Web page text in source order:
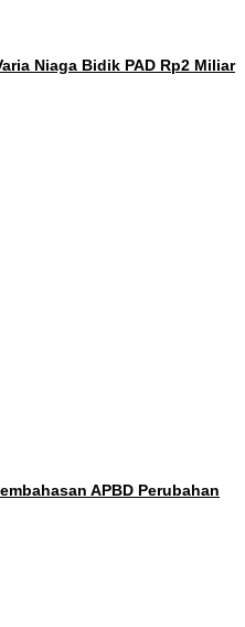
Niaga Bidik PAD Rp2 Miliar
APBD Perubahan